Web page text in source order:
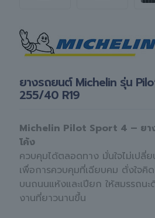
ยางรถยนต์ Michelin รุ่น
255/40 R19
Michelin Pilot Sport 4 – ยา
โค้ง
ควบคุมได้ตลอดทาง มั่นใจไม่เปลี่
เพื่อการควบคุมที่เฉียบคม ตั่งใจคิด
บนถนนแห้งและเปียก ให้สมรรถนะ
งานที่ยาวนานขึ้น